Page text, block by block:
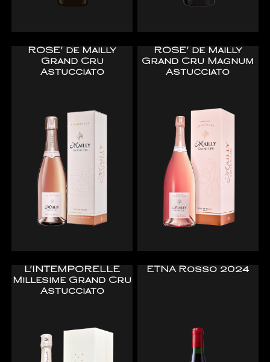
ROSE' de Mailly
Grand Cru
Astucciato
ROSE' de Mailly
Grand Cru Magnum
Astucciato
L'INTEMPORELLE
Millesime Grand Cru
Astucciato
ETNA Rosso 2024